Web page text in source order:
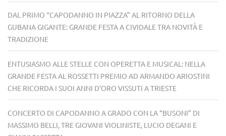
DAL PRIMO “CAPODANNO IN PIAZZA” AL RITORNO DELLA
GUBANA GIGANTE: GRANDE FESTA A CIVIDALE TRA NOVITÀ E
TRADIZIONE
ENTUSIASMO ALLE STELLE CON OPERETTA E MUSICAL: NELLA
GRANDE FESTA AL ROSSETTI PREMIO AD ARMANDO ARIOSTINI
CHE RICORDA I SUOI ANNI D’ORO VISSUTI A TRIESTE
CONCERTO DI CAPODANNO A GRADO CON LA “BUSONI” DI
MASSIMO BELLI, TRE GIOVANI VIOLINISTE, LUCIO DEGANI E